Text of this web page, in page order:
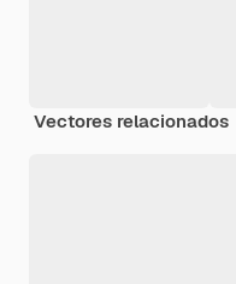
Vectores relacionados